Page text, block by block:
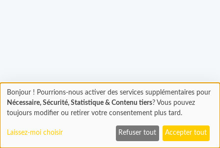
Chargement
En cours...
Bonjour ! Pourrions-nous activer des services supplémentaires pour
Nécessaire, Sécurité, Statistique & Contenu tiers? Vous pouvez
toujours modifier ou retirer votre consentement plus tard.
Laissez-moi choisir Refuser tout Accepter tout